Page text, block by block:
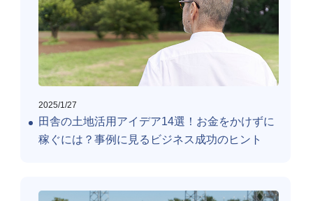
2025/1/27
田舎の土地活用アイデア14選！お金をかけずに
稼ぐには？事例に見るビジネス成功のヒント